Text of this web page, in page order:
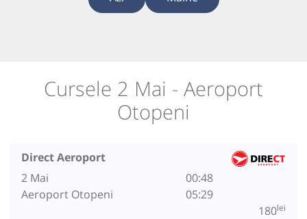
Cursele 2 Mai - Aeroport
Otopeni
Direct Aeroport
2 Mai
Aeroport Otopeni
00:48
05:29
180lei